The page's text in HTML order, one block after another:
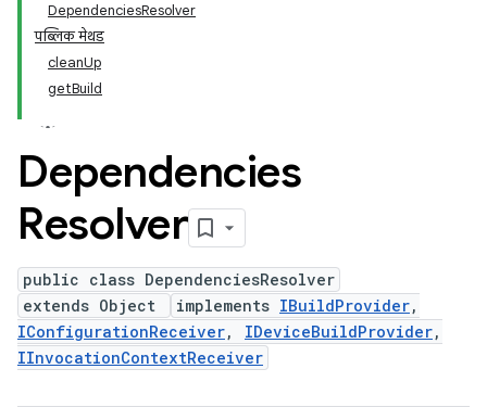
DependenciesResolver
पब्लिक मेथड
cleanUp
getBuild
Dependencies
Resolver
public class DependenciesResolver
extends Object
implements IBuildProvider,
IConfigurationReceiver, IDeviceBuildProvider,
IInvocationContextReceiver